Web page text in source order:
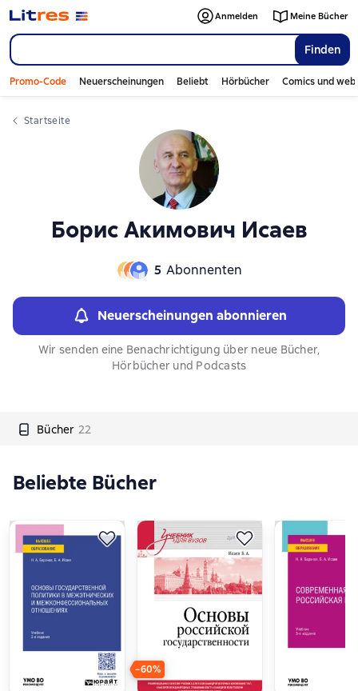
Finden
Anmelden Meine Bücher
Promo-Code Neuerscheinungen Beliebt Hörbücher Comics und
Startseite
Борис Акимович Исаев
5 Abonnenten
Neuerscheinungen abonnieren
Wir senden eine Benachrichtigung über neue Bücher,
Hörbücher und Podcasts
Bücher 22
Слайдер с книгами
Beliebte Bücher
−60%